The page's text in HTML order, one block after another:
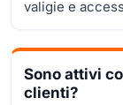
valigie e
Sono attivi
clienti?